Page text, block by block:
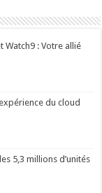
Watch9 : Votre allié
du cloud
5,3 millions d’unités